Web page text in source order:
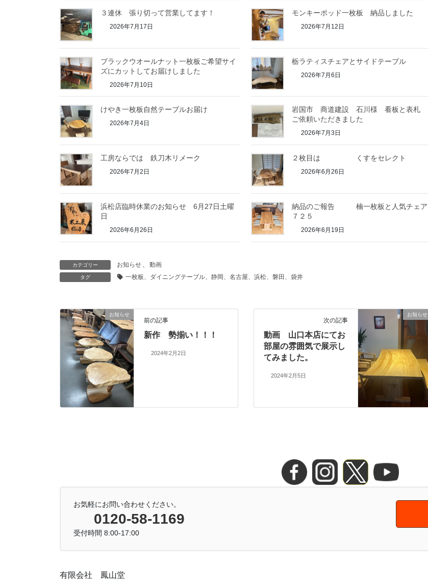
３連休 張り切って営業してます！
2026年7月17日
モンキーポッド一枚板 納品しました
2026年7月12日
ブラックウオールナット一枚板ご希望サイ
ズにカットしてお届けしました
2026年7月10日
栃ラティスチェアとサイドテーブル
2026年7月6日
けやき一枚板自然テーブルお届け
2026年7月4日
岩国市 商道建設 石川様 看板と表札
ご依頼いただきました
2026年7月3日
工房ならでは 鉄刀木リメーク
2026年7月2日
２枚目は くすをセレクト
2026年6月26日
浜松店臨時休業のお知らせ 6月27日土曜
日
2026年6月26日
納品のご報告 楠一枚板と人気チェア
７２５
2026年6月19日
カテゴリー お知らせ 、 動画
タグ 一枚板、ダイニングテーブル、静岡、名古屋、浜松、磐田、袋井
お知らせ
前の記事
新作 勢揃い！！！
2024年2月2日
お知らせ
次の記事
動画 山口本店にてお
部屋の雰囲気で展示し
てみました。
2024年2月5日
お気軽にお問い合わせください。
0120-58-1169
受付時間 8:00-17:00
有限会社 鳳山堂